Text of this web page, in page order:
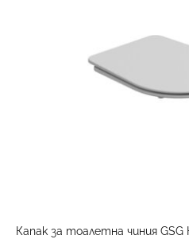
Капак за тоалетна чиния